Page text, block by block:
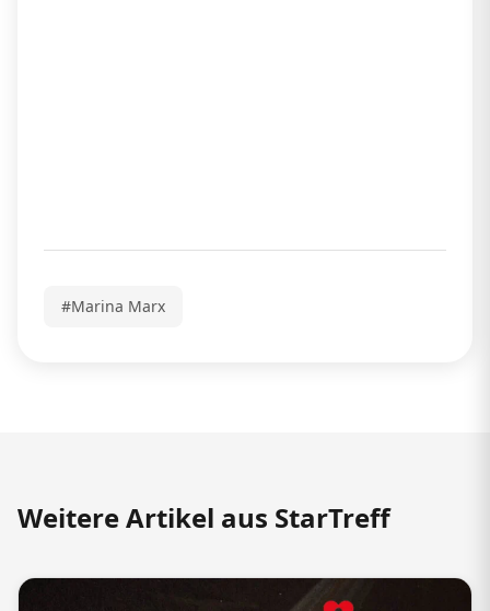
#Marina Marx
Weitere Artikel aus StarTreff